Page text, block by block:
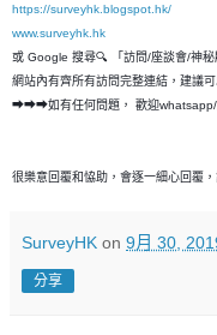
https://surveyhk.blogspot.hk/
www.surveyhk.hk
或 Google 搜尋🔍 「訪問/座談會/神
網站內有齊所有訪問完整連結，建議
➡➡➡如有任何問題， 歡迎whatsapp/
很樂意回覆和恊助，會逐一細心回覆
SurveyHK on 9月 30,
分享